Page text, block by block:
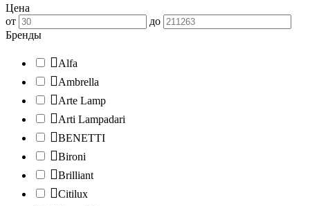
Цена
от
до
Бренды
Alfa
Ambrella
Arte Lamp
Arti Lampadari
BENETTI
Bironi
Brilliant
Citilux